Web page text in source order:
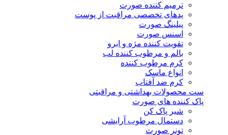
ترمیم کننده صورت
پدهای تخصصی مراقبت از پوست
پیلینگ صورت
اسنس صورت
تقویت کننده مژه و ابرو
بالم و مرطوب کننده لب
کرم مرطوب کننده
انواع ماسک
کرم ضد آفتاب
ست محصولات بهداشتی و مراقبتی
پاک کننده های صورت
شیر پاک کن
دستمال مرطوب آرایشی
تونر صورت